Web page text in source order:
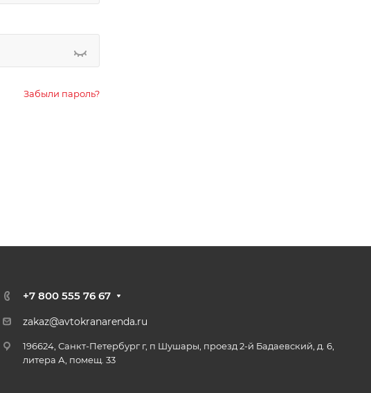
Забыли пароль?
+7 800 555 76 67
zakaz@avtokranarenda.ru
196624, Санкт-Петербург г, п Шушары, проезд 2-й Бадаевский, д. 6,
литера А, помещ. 33